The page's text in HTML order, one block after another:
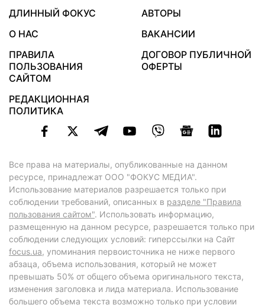
ДЛИННЫЙ ФОКУС
АВТОРЫ
О НАС
ВАКАНСИИ
ПРАВИЛА
ПОЛЬЗОВАНИЯ
САЙТОМ
ДОГОВОР ПУБЛИЧНОЙ
ОФЕРТЫ
РЕДАКЦИОННАЯ
ПОЛИТИКА
Все права на материалы, опубликованные на данном
ресурсе, принадлежат ООО "ФОКУС МЕДИА".
Использование материалов разрешается только при
соблюдении требований, описанных в разделе "Правила
пользования сайтом". Использовать информацию,
размещенную на данном ресурсе, разрешается только при
соблюдении следующих условий: гиперссылки на Сайт
focus.ua, упоминания первоисточника не ниже первого
абзаца, объема использования, который не может
превышать 50% от общего объема оригинального текста,
изменения заголовка и лида материала. Использование
большего объема текста возможно только при условии